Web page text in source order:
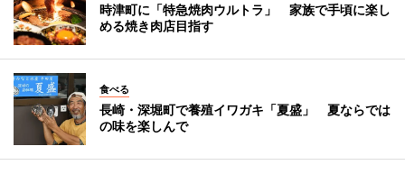
時津町に「特急焼肉ウルトラ」 家族で手頃に楽し
める焼き肉店目指す
食べる
長崎・深堀町で養殖イワガキ「夏盛」 夏ならでは
の味を楽しんで